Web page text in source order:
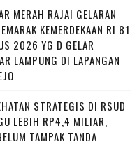
MERAH RAJAI GELARAN
KEMERDEKAAN RI 81
2026 YG D GELAR
LAMPUNG DI LAPANGAN
STRATEGIS DI RSUD
LEBIH RP4,4 MILIAR,
TAMPAK TANDA